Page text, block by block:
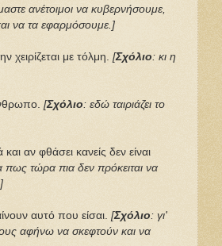
ανέτοιμοι να κυβερνήσουμε,
να τα εφαρμόσουμε.]
χειρίζεται με τόλμη. [Σχόλιο: κι η
[Σχόλιο: εδώ ταιριάζει το
αν φθάσει κανείς δεν είναι
πως τώρα πια δεν πρόκειται να
αυτό που είσαι. [Σχόλιο: γι'
αφήνω να σκεφτούν και να